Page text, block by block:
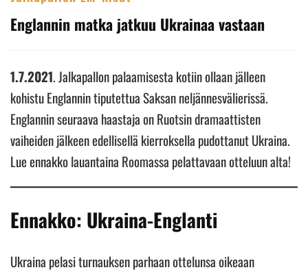
Englannin matka jatkuu Ukrainaa vastaan
1.7.2021. Jalkapallon palaamisesta kotiin ollaan jälleen
kohistu Englannin tiputettua Saksan neljännesvälierissä.
Englannin seuraava haastaja on Ruotsin dramaattisten
vaiheiden jälkeen edellisellä kierroksella pudottanut Ukraina.
Lue ennakko lauantaina Roomassa pelattavaan otteluun alta!
Ennakko: Ukraina-Englanti
Ukraina pelasi turnauksen parhaan ottelunsa oikeaan